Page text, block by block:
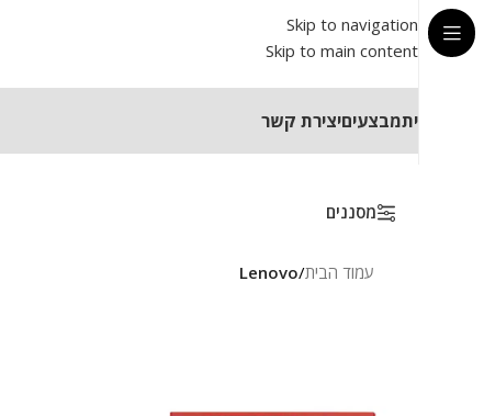
Skip to navigation
Skip to main content
ביתמבצעיםיצירת קשר
מסננים
עמוד הבית/
Lenovo